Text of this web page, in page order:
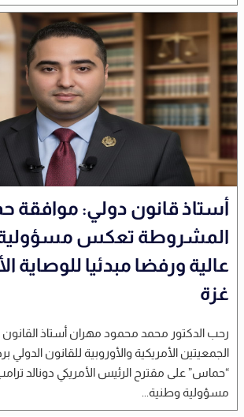
أستاذ قانون دولي: موافقة
المشروطة تعكس
عالية ورفضا مبدئيا للوصاية
غزة
رحب الدكتور محمد محمود مهران أستاذ القانون
الجمعيتين الأمريكية والأوروبية للقانون الدولي
“حماس” على مقترح الرئيس الأمريكي دونالد
مسؤولية وطنية...